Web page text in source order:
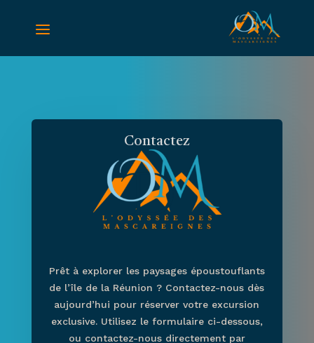
a
Contactez
Prêt à explorer les paysages époustouflants
de l’île de la Réunion ? Contactez-nous dès
aujourd’hui pour réserver votre excursion
exclusive. Utilisez le formulaire ci-dessous,
ou contactez-nous directement par